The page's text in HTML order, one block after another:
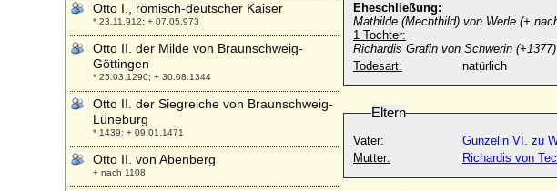
Eheschließung:
Mathilde (Mechthild) von Werle (+
1 Tochter:
Richardis Gräfin von Schwerin (+1377)
Todesart:
natürlich
Eltern
Vater:
Gunzelin VI. zu
Mutter:
Richardis von
Otto I., römisch-deutscher Kaiser
* 23.11.912; + 07.05.973
Otto II. der Milde von Braunschweig-
Göttingen
* 25.03.1290; + 30.08.1344
Otto II. der Siegreiche von Braunschweig-
Lüneburg
* 1439; + 09.01.1471
Otto II. von Abenberg
+ nach 1108